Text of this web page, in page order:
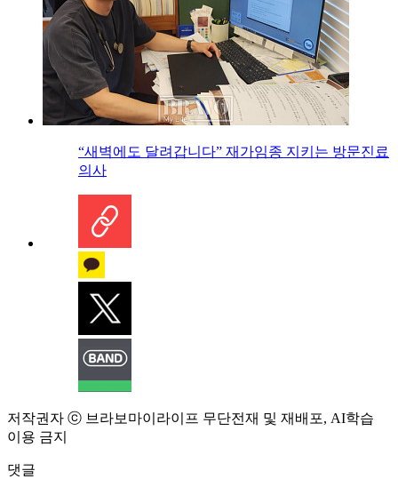
“새벽에도 달려갑니다” 재가임종 지키는 방문진료
의사
저작권자 ⓒ 브라보마이라이프 무단전재 및 재배포, AI학습
이용 금지
댓글